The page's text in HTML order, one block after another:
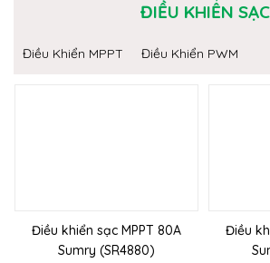
ĐIỀU KHIỂN SẠC
Điều Khiển MPPT Điều Khiển PWM
Điều khiển sạc MPPT 80A
Sumry (SR4880)
Điều